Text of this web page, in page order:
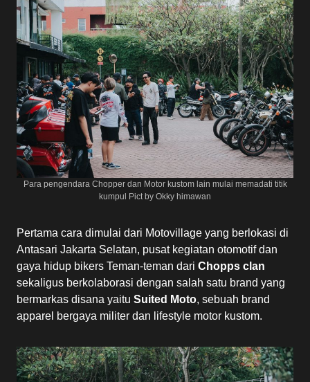
Para pengendara Chopper dan Motor kustom lain mulai memadati titik
kumpul Pict by Okky himawan
Pertama cara dimulai dari Motovillage yang berlokasi di
Antasari Jakarta Selatan, pusat kegiatan otomotif dan
gaya hidup bikers Teman-teman dari Chopps clan
sekaligus berkolaborasi dengan salah satu brand yang
bermarkas disana yaitu Suited Moto, sebuah brand
apparel bergaya militer dan lifestyle motor kustom.